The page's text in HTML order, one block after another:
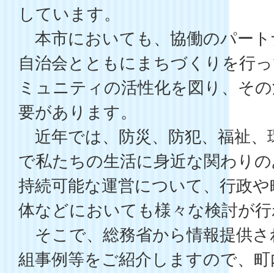
しています。
本市においても、協働のパー
自治会とともにまちづくりを行
ミュニティの活性化を図り、そ
要があります。
近年では、防災、防犯、福祉、
で私たちの生活に身近な関わり
持続可能な運営について、行政
体などにおいても様々な検討が
そこで、総務省から情報提供
組事例等をご紹介しますので、